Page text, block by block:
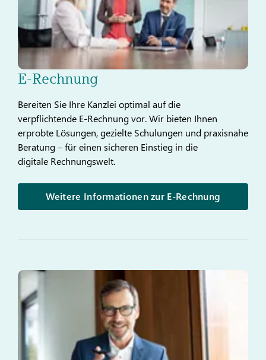
E-Rechnung
Bereiten Sie Ihre Kanzlei optimal auf die
verpflichtende E-Rechnung vor. Wir bieten Ihnen
erprobte Lösungen, gezielte Schulungen und praxisnahe
Beratung – für einen sicheren Einstieg in die
digitale Rechnungswelt.
Weitere Informationen zur E-Rechnung